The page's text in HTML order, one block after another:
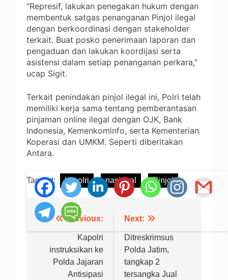
“Represif, lakukan penegakan hukum dengan
membentuk satgas penanganan Pinjol ilegal
dengan berkoordinasi dengan stakeholder
terkait. Buat posko penerimaan laporan dan
pengaduan dan lakukan koordijasi serta
asistensi dalam setiap penanganan perkara,”
ucap Sigit.
Terkait penindakan pinjol ilegal ini, Polri telah
memiliki kerja sama tentang pemberantasan
pinjaman online ilegal dengan OJK, Bank
Indonesia, Kemenkominfo, serta Kementerian
Koperasi dan UMKM. Seperti diberitakan
Antara.
Tagged: kapolri nasional Pinjol
Navigasi
Previous:
Kapolri
instruksikan ke
Polda Jajaran
Antisipasi
Next:
Ditreskrimsus
Polda Jatim,
tangkap 2
tersangka Jual